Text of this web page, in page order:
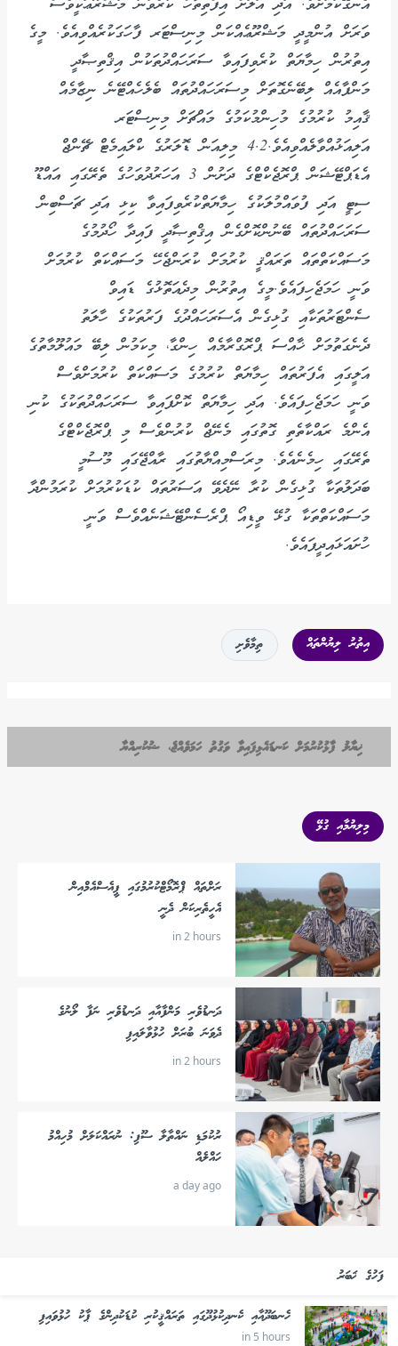
އެނގޭކަމަށެވެ. އަދި އަލަށް އިފްތިތާހް ކުރެވުނު މަޝްރޫޢަކީވެސް
ވަރަށް އުންމީދީ މަޝްރޫޢެއްކަން މިނިސްޓަރ ފާހަގަކުރެއްވިއެވެ. މީގެ
އިތުރުން ހިމާޔަތް ކުރެވިފައިވާ ސަރަހައްދުތަކުން އިޤްތިޞާދީ
މަންފާއެއް ލިބޭނެގޮތަށް މިސަރަހައްދުތައް ބެލެހެއްޓޭނެ ނިޒާމެއް
ޤާއިމު ކުރުމުގެ މުހިންމުކަމުގެ މައްޗަށް މިނިސްޓަރ
އަލިއަޅުއްވާލެއްވިއެވެ.4.2 މިލިއަން ޑޮލަރުގެ ކްލައިމެޓް ޗޭންޖް
އެޑަޕްޓޭޝަން ޕްރޮޖެކްޓްގެ ދަށުން 3 އަހަރުދުވަހުގެ ތެރޭގައި އައްޑޫ
ސިޓީ އަދި ފުވައްމުލަކުގެ ހިމާޔަތްކުރެވިފައިވާ ކިޅި އަދި ޗަސްބިން
ސަރަހައްދުތައް ބޭނުންކޮށްގެން އިޤްތިޞާދީ ފައިދާ ހޯދުމުގެ
މަސައްކަތްތައް ތަރައްޤީ ކުރުމަށް ކުރަންޖެހޭ މަސައްކަތް ކުރުމަށް
ވަނީ ހަމަޖެހިފައެވެ.މީގެ އިތުރުން މިދެއަތޮޅުގެ ޑައިވް
ސެންޓަރުތަކާއި ގުޅިގެން އެސަރަހައްދުގެ ފަރުތަކުގެ ހާލަތު
ދެނެގަތުމަށް ޚާއްސަ ޕްރޮގްރާމެއް ހިންގާ، މިކަމުން ލިބޭ މައުލޫމާތުގެ
އަލީގައި އެފަރުތައް ހިމާޔަތް ކުރުމުގެ މަސައްކަތް ކުރުމަށްވެސް
ވަނީ ހަމަޖެހިފައެވެ. އަދި ހިމާޔަތް ކޮށްފައިވާ ސަރަހައްދުތަކުގެ ކުނި
އެންމެ ރައްކާތެތި ގޮތުގައި މެނޭޖް ކުރުންވެސް މި ޕްރޮޖެކްޓްގެ
ތެރޭގައި ހިމެނެއެވެ. މިރަސްމިއްޔާތުގައި ރާއްޖޭގައި މޫސުމީ
ބަދަލުތަކާ ގުޅިގެން ކުރާ ނޭދެވޭ އަސަރުތައް ކުޑަކުރުމަށް ކުރަމުންދާ
މަސައްކަތްތަކާ ގުޅޭ ވީޑިއޯ ޕްރެސެންޓޭޝަނެއްވެސް ވަނީ
ހުށައަޅައިދީފައެވެ.
އިތުރު ލިޔުންތައް ތިމާވެށި
ޚިޔާލު ފާޅުކުރުމަށް ކަނޑައެޅިފައިވާ ވަގުތު ހަމަވެއްޖެ، ޝުކުރިއްޔާ
މިލިޔުމާއި ގުޅޭ
ރަށްތައް ޕްރޮމޯޓްކުރުމުގައި ޕީއެސްއެމްއިން
އެހީތެރިކަން ދެނީ
in 2 hours
ދަނޑުވެރި މަންފާއާއި ދަނޑުވެރި ނަފާ ލޯނުގެ
ދެވަނަ ބުރަށް ހުޅުވާލައިފި
in 2 hours
ރުކުމަޑި ނައްތާލާ ސޫފި: ނުރައްކަލަށް މުހިއްމު
ހައްލެއް
a day ago
ފަހުގެ ޚަބަރު
ހެނބަދޫއާއި ކެނދިކުޅުދޫގައި ތަރައްޤީކުރި ކުޑަކުދިންގެ ޕާކު ހުޅުވައިފި
in 5 hours